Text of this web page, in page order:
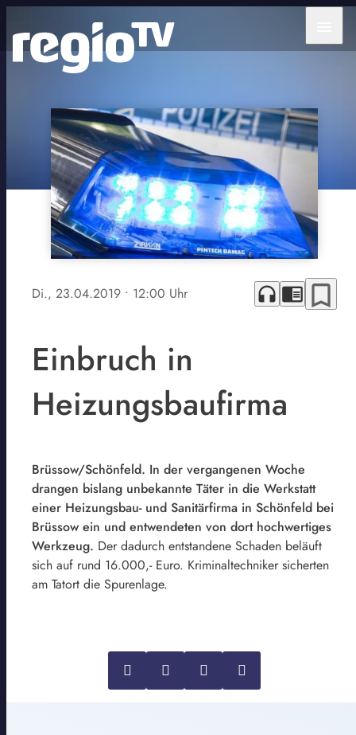
Di., 23.04.2019 • 12:00 Uhr headphones chrome_reader_mode bookmark_border
Einbruch in
Heizungsbaufirma
Brüssow/Schönfeld. In der vergangenen Woche
drangen bislang unbekannte Täter in die Werkstatt
einer Heizungsbau- und Sanitärfirma in Schönfeld bei
Brüssow ein und entwendeten von dort hochwertiges
Werkzeug. Der dadurch entstandene Schaden beläuft
sich auf rund 16.000,- Euro. Kriminaltechniker sicherten
am Tatort die Spurenlage.